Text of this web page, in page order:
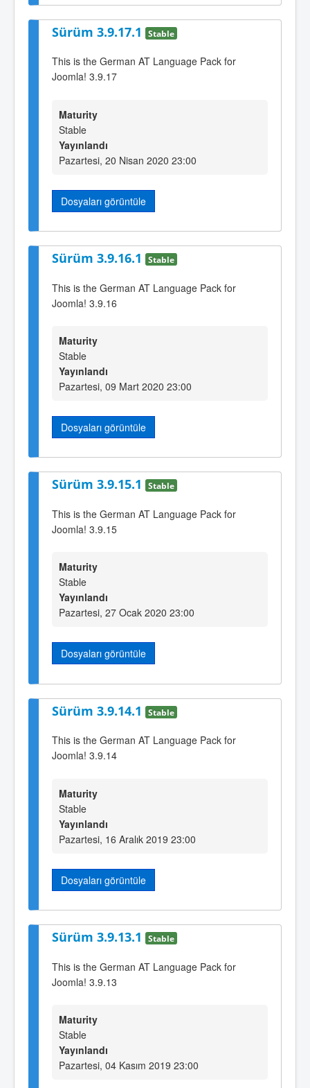
Sürüm 3.9.17.1 Stable
This is the German AT Language Pack for
Joomla! 3.9.17
Maturity
Stable
Yayınlandı
Pazartesi, 20 Nisan 2020 23:00
Dosyaları görüntüle
Sürüm 3.9.16.1 Stable
This is the German AT Language Pack for
Joomla! 3.9.16
Maturity
Stable
Yayınlandı
Pazartesi, 09 Mart 2020 23:00
Dosyaları görüntüle
Sürüm 3.9.15.1 Stable
This is the German AT Language Pack for
Joomla! 3.9.15
Maturity
Stable
Yayınlandı
Pazartesi, 27 Ocak 2020 23:00
Dosyaları görüntüle
Sürüm 3.9.14.1 Stable
This is the German AT Language Pack for
Joomla! 3.9.14
Maturity
Stable
Yayınlandı
Pazartesi, 16 Aralık 2019 23:00
Dosyaları görüntüle
Sürüm 3.9.13.1 Stable
This is the German AT Language Pack for
Joomla! 3.9.13
Maturity
Stable
Yayınlandı
Pazartesi, 04 Kasım 2019 23:00